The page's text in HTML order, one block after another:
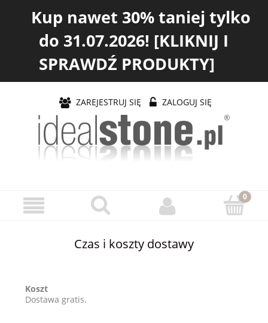
Kup nawet 30% taniej tylko
do 31.07.2026! [KLIKNIJ I
SPRAWDŹ PRODUKTY]
ZAREJESTRUJ SIĘ ZALOGUJ SIĘ
Czas i koszty dostawy
Koszt
Dostawa gratis.